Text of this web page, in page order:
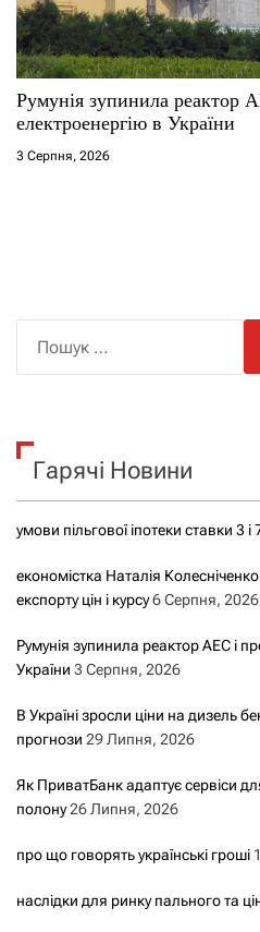
Румунія зупинила реактор
електроенергію в України
3 Серпня, 2026
к
Гарячі Новини
умови пільгової іпотеки ставки 3 і
економістка Наталія
експорту цін і курсу6 Серпня, 2026
Румунія зупинила реактор АЕС і
України 3 Серпня, 2026
В Україні зросли ціни на дизель
прогнози 29 Липня, 2026
Як ПриватБанк адаптує сервіси
полону26 Липня, 2026
про що говорять українські гроші
наслідки для ринку пального та